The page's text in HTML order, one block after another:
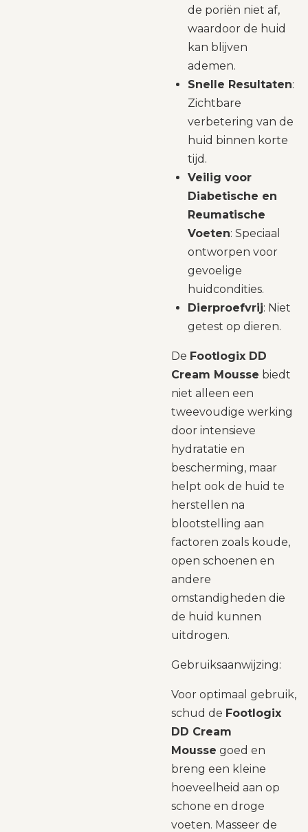
de poriën niet af,
waardoor de huid
kan blijven
ademen.
Snelle Resultaten:
Zichtbare
verbetering van de
huid binnen korte
tijd.
Veilig voor
Diabetische en
Reumatische
Voeten: Speciaal
ontworpen voor
gevoelige
huidcondities.
Dierproefvrij: Niet
getest op dieren.
De Footlogix DD
Cream Mousse biedt
niet alleen een
tweevoudige werking
door intensieve
hydratatie en
bescherming, maar
helpt ook de huid te
herstellen na
blootstelling aan
factoren zoals koude,
open schoenen en
andere
omstandigheden die
de huid kunnen
uitdrogen.
Gebruiksaanwijzing:
Voor optimaal gebruik,
schud de Footlogix
DD Cream
Mousse goed en
breng een kleine
hoeveelheid aan op
schone en droge
voeten. Masseer de